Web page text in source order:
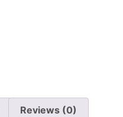
Reviews (0)